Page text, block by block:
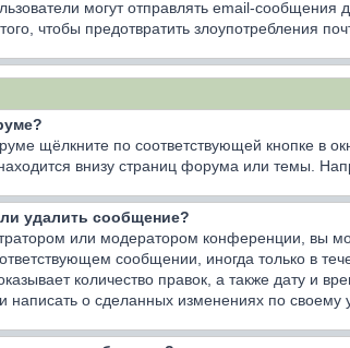
могут отправлять email-
чтобы предотвратить злоупотребления
щёлкните по соответствующей кнопке в
внизу страниц форума или темы.
удалить сообщение?
или модератором конференции, вы
сообщении, иногда только в
количество правок, а также дату и
написать о сделанных изменениях по